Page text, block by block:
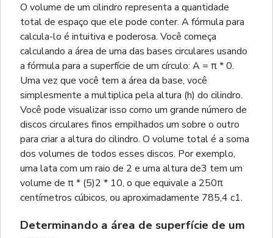
O volume de um cilindro representa a quantidade
total de espaço que ele pode conter. A fórmula para
calcula-lo é intuitiva e poderosa. Você começa
calculando a área de uma das bases circulares usando
a fórmula para a superfície de um círculo: A = π * 0.
Uma vez que você tem a área da base, você
simplesmente a multiplica pela altura (h) do cilindro.
Você pode visualizar isso como um grande número de
discos circulares finos empilhados um sobre o outro
para criar a altura do cilindro. O volume total é a soma
dos volumes de todos esses discos. Por exemplo,
uma lata com um raio de 2 e uma altura de3 tem um
volume de π * (5)2 * 10, o que equivale a 250π
centímetros cúbicos, ou aproximadamente 785,4 c1.
Determinando a área de superfície de um